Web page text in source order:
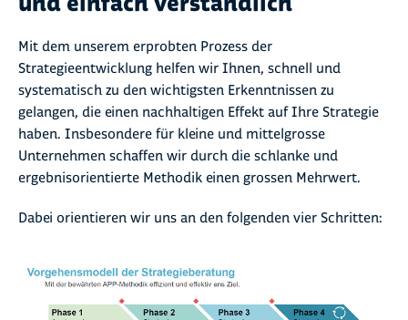
Mit dem unserem erprobten Prozess der
Strategieentwicklung helfen wir Ihnen, schnell und
systematisch zu den wichtigsten Erkenntnissen zu
gelangen, die einen nachhaltigen Effekt auf Ihre Strategie
haben. Insbesondere für kleine und mittelgrosse
Unternehmen schaffen wir durch die schlanke und
ergebnisorientierte Methodik einen grossen Mehrwert.
Dabei orientieren wir uns an den folgenden vier Schritten: